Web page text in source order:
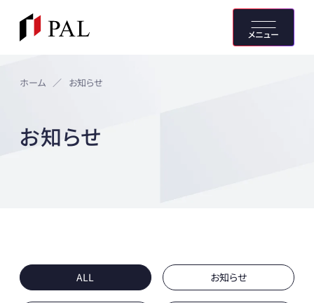
メニュー
ホーム ／ お知らせ
お知らせ
ALL お知らせ